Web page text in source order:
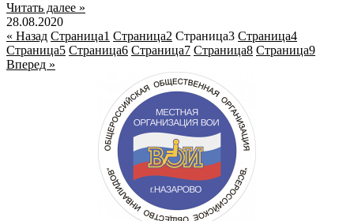
Читать далее »
28.08.2020
« Назад Страница1 Страница2 Страница3 Страница4
Страница5 Страница6 Страница7 Страница8 Страница9
Вперед »